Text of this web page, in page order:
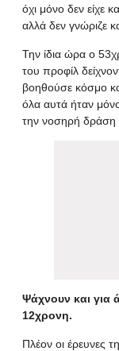
όχι μόνο δεν είχε
αλλά δεν γνώριζε
Την ίδια ώρα ο
του προφίλ
βοηθούσε κόσμο
όλα αυτά ήταν
την νοσηρή δράση
Ψάχνουν και για
12χρονη.
Πλέον οι έρευνες